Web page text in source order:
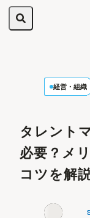
経営・組織
タレント
必要？メ
コツを解